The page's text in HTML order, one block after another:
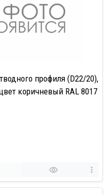
профиля (D22/20),
коричневый RAL 8017